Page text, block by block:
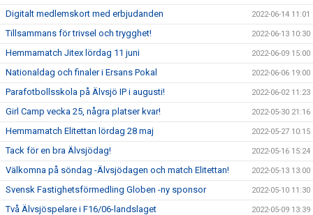
Digitalt medlemskort med erbjudanden 2022-06-14 11:01
Tillsammans för trivsel och trygghet! 2022-06-13 10:30
Hemmamatch Jitex lördag 11 juni 2022-06-09 15:00
Nationaldag och finaler i Ersans Pokal 2022-06-06 19:00
Parafotbollsskola på Älvsjö IP i augusti! 2022-06-02 11:23
Girl Camp vecka 25, några platser kvar! 2022-05-30 21:16
Hemmamatch Elitettan lördag 28 maj 2022-05-27 10:15
Tack för en bra Älvsjödag! 2022-05-16 15:24
Välkomna på söndag -Älvsjödagen och match Elitettan! 2022-05-13 13:00
Svensk Fastighetsförmedling Globen -ny sponsor 2022-05-10 11:30
Två Älvsjöspelare i F16/06-landslaget 2022-05-09 13:39